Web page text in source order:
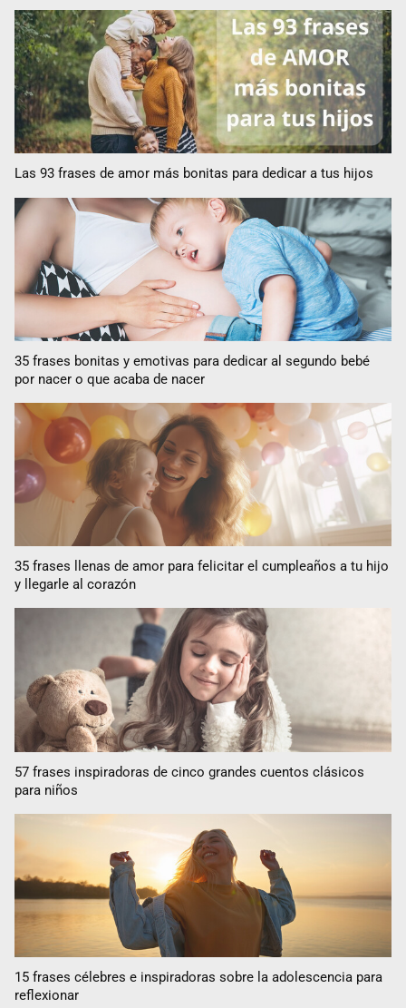
Las 93 frases de amor más bonitas para dedicar a tus hijos
35 frases bonitas y emotivas para dedicar al segundo bebé
por nacer o que acaba de nacer
35 frases llenas de amor para felicitar el cumpleaños a tu hijo
y llegarle al corazón
57 frases inspiradoras de cinco grandes cuentos clásicos
para niños
15 frases célebres e inspiradoras sobre la adolescencia para
reflexionar